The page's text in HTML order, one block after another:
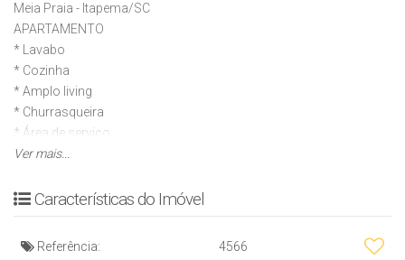
Meia Praia - Itapema/SC
APARTAMENTO
* Lavabo
* Cozinha
* Amplo living
* ⁠Churrasqueira
* ⁠Área de serviço
* ⁠Hidromassagem
* ⁠Sacada integrada
* ⁠Finamente mobiliado
Ver mais...
Características do Imóvel
Referência: 4566